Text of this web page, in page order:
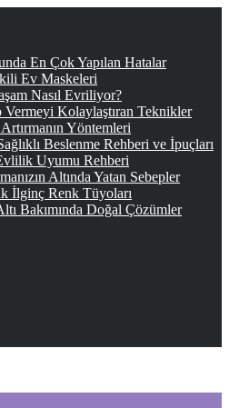
En Çok Yapılan Hatalar
Ev Maskeleri
Nasıl Evriliyor?
Kolaylaştıran Teknikler
Yöntemleri
Beslenme Rehberi ve İpuçları
Uyumu Rehberi
Altında Yatan Sebepler
İlginç Renk Tüyoları
Bakımında Doğal Çözümler